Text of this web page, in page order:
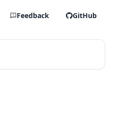
Feedback GitHub